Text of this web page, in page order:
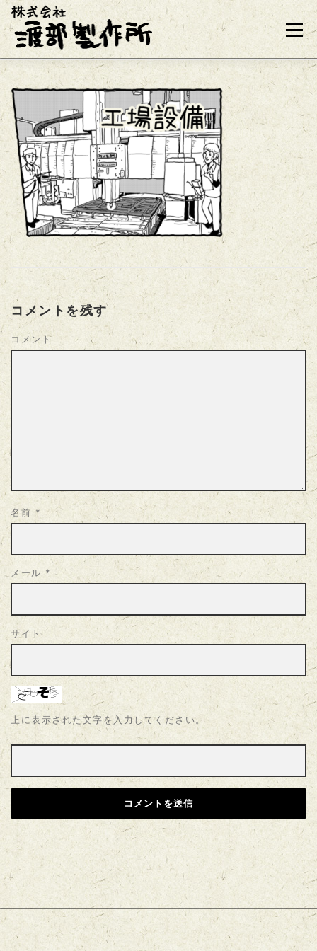
コンテンツへスキップ
メニュー
コメントを残す
コメント
名前 *
メール *
サイト
上に表示された文字を入力してください。